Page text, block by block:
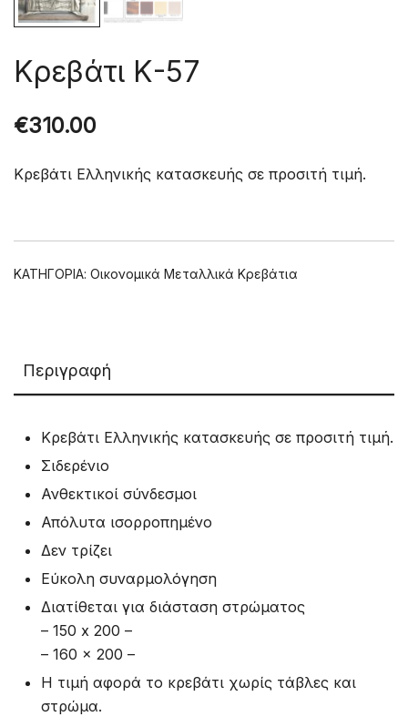
Κρεβάτι Κ-57
€310.00
Κρεβάτι Ελληνικής κατασκευής σε προσιτή τιμή.
ΚΑΤΗΓΟΡΊΑ: Οικονομικά Μεταλλικά Κρεβάτια
Περιγραφή
Κρεβάτι Ελληνικής κατασκευής σε προσιτή τιμή.
Σιδερένιο
Ανθεκτικοί σύνδεσμοι
Απόλυτα ισορροπημένο
Δεν τρίζει
Εύκολη συναρμολόγηση
Διατίθεται για διάσταση στρώματος
– 150 x 200 –
– 160 x 200 –
Η τιμή αφορά το κρεβάτι χωρίς τάβλες και
στρώμα.